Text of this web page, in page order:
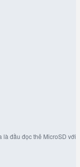
là đầu đọc thẻ MicroSD với